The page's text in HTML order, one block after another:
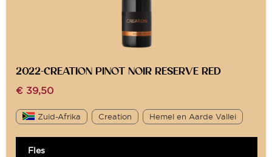
2022-CREATION PINOT NOIR RESERVE RED
€ 39,50
Zuid-Afrika Creation Hemel en Aarde Vallei
Fles